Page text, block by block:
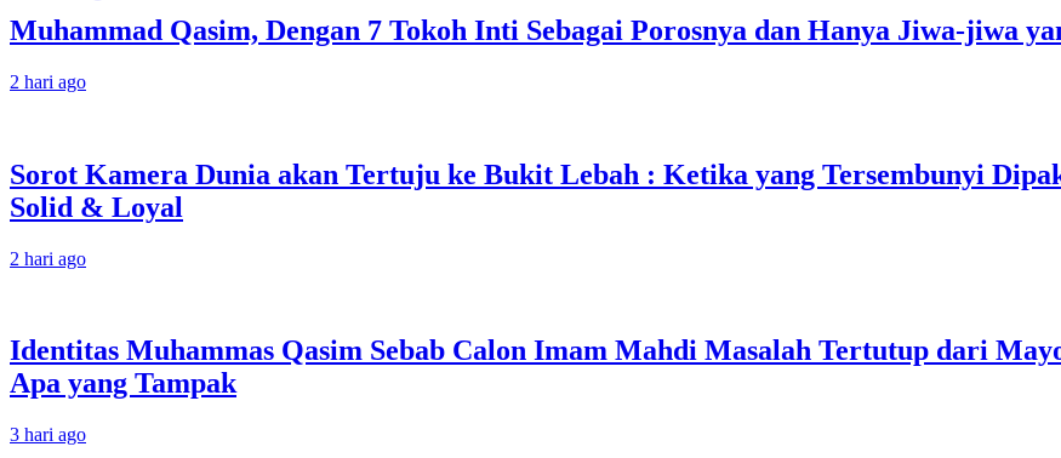
Muhammad Qasim, Dengan 7 Tokoh Inti Sebagai Porosnya dan Hanya Jiwa-jiwa
2 hari ago
Sorot Kamera Dunia akan Tertuju ke Bukit Lebah : Ketika yang Tersembunyi
Solid & Loyal
2 hari ago
Identitas Muhammas Qasim Sebab Calon Imam Mahdi Masalah Tertutup dari
Apa yang Tampak
3 hari ago